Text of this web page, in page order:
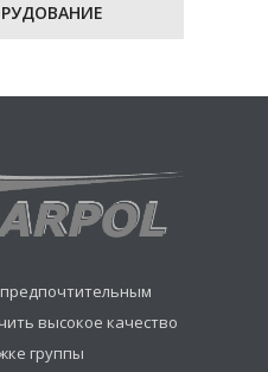
высокое качество
группы